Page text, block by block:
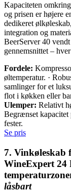
Kapaciteten
og prisen er højere
dedikeret
integration og
BeerServer 40
gennemsnittet –
Fordele:
øltemperatur. ·
samlinger for et
flot i køkken eller
Ulemper: Relativt
Begrænset
fester.
Se pris
7. Vinkøleskab
WineExpert 24
låsbart